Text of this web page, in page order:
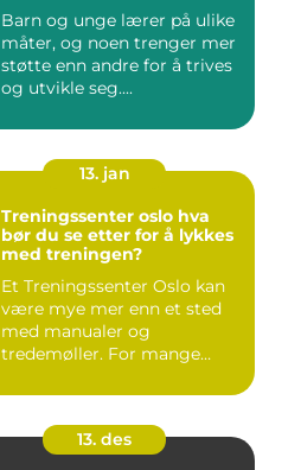
Barn og unge lærer på ulike
måter, og noen trenger mer
støtte enn andre for å trives
og utvikle seg....
13. jan
Treningssenter oslo hva
bør du se etter for å lykkes
med treningen?
Et Treningssenter Oslo kan
være mye mer enn et sted
med manualer og
tredemøller. For mange
13. des